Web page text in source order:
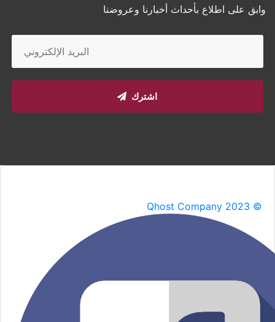
وابق على اطلاع بأحداث أخبارنا وعروضنا
اشترك
Qhost Company 2023 ©